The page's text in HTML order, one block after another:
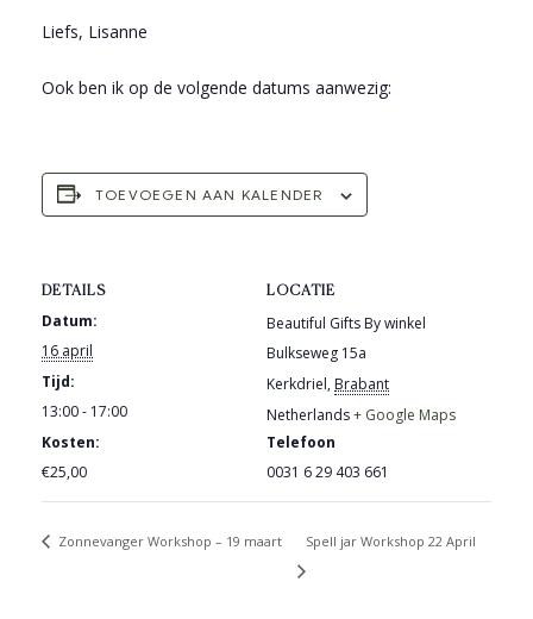
Liefs, Lisanne
Ook ben ik op de volgende datums aanwezig:
TOEVOEGEN AAN KALENDER
DETAILS
Datum:
16 april
Tijd:
13:00 - 17:00
Kosten:
€25,00
LOCATIE
Beautiful Gifts By winkel
Bulkseweg 15a
Kerkdriel, Brabant
Netherlands+ Google Maps
Telefoon
0031 6 29 403 661
Zonnevanger Workshop – 19 maart Spell jar Workshop 22 April